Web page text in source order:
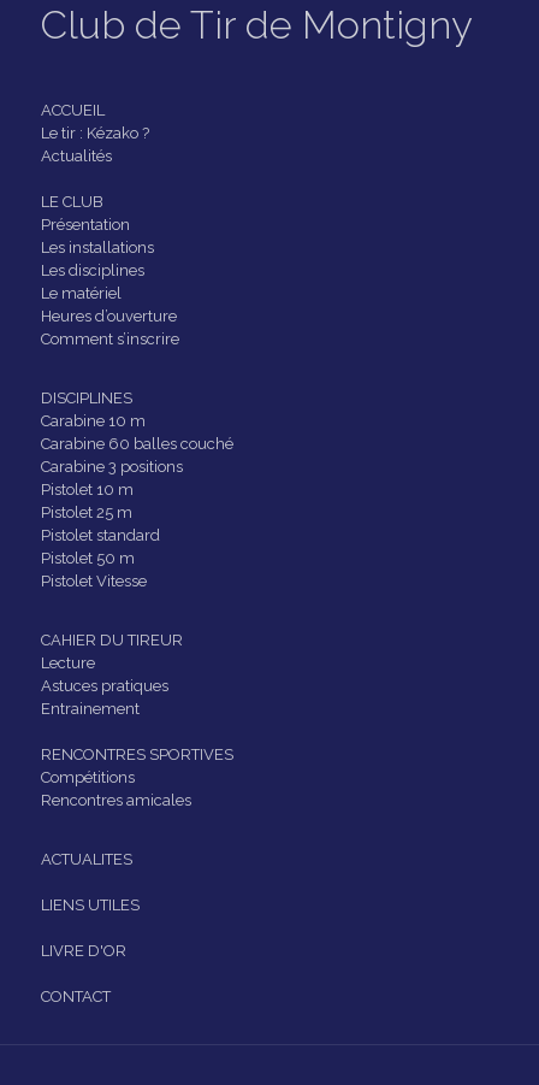
Club de Tir de Montigny
ACCUEIL
Le tir : Kézako ?
Actualités
LE CLUB
Présentation
Les installations
Les disciplines
Le matériel
Heures d’ouverture
Comment s’inscrire
DISCIPLINES
Carabine 10 m
Carabine 60 balles couché
Carabine 3 positions
Pistolet 10 m
Pistolet 25 m
Pistolet standard
Pistolet 50 m
Pistolet Vitesse
CAHIER DU TIREUR
Lecture
Astuces pratiques
Entrainement
RENCONTRES SPORTIVES
Compétitions
Rencontres amicales
ACTUALITES
LIENS UTILES
LIVRE D'OR
CONTACT